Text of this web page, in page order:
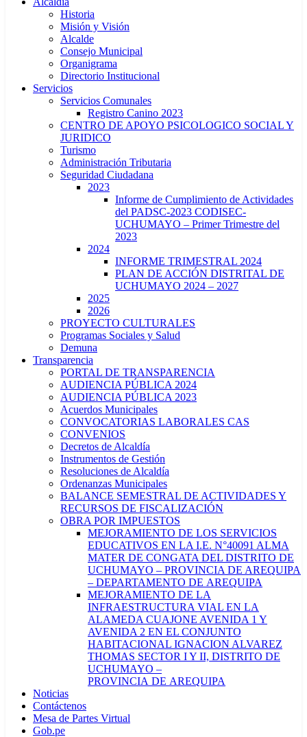
Historia
Misión y Visión
Alcalde
Consejo Municipal
Organigrama
Directorio Institucional
Servicios
Servicios Comunales
Registro Canino 2023
CENTRO DE APOYO PSICOLOGICO SOCIAL Y
JURIDICO
Turismo
Administración Tributaria
Seguridad Ciudadana
2023
Informe de Cumplimiento de Actividades
del PADSC-2023 CODISEC-
UCHUMAYO – Primer Trimestre del
2023
2024
INFORME TRIMESTRAL 2024
PLAN DE ACCIÓN DISTRITAL DE
UCHUMAYO 2024 – 2027
2025
2026
PROYECTO CULTURALES
Programas Sociales y Salud
Demuna
Transparencia
PORTAL DE TRANSPARENCIA
AUDIENCIA PÚBLICA 2024
AUDIENCIA PÚBLICA 2023
Acuerdos Municipales
CONVOCATORIAS LABORALES CAS
CONVENIOS
Decretos de Alcaldía
Instrumentos de Gestión
Resoluciones de Alcaldía
Ordenanzas Municipales
BALANCE SEMESTRAL DE ACTIVIDADES Y
RECURSOS DE FISCALIZACIÓN
OBRA POR IMPUESTOS
MEJORAMIENTO DE LOS SERVICIOS
EDUCATIVOS EN LA I.E. N°40091 ALMA
MATER DE CONGATA DEL DISTRITO DE
UCHUMAYO – PROVINCIA DE AREQUIPA
– DEPARTAMENTO DE AREQUIPA
MEJORAMIENTO DE LA
INFRAESTRUCTURA VIAL EN LA
ALAMEDA CUAJONE AVENIDA 1 Y
AVENIDA 2 EN EL CONJUNTO
HABITACIONAL IGNACION ALVAREZ
THOMAS SECTOR I Y II, DISTRITO DE
UCHUMAYO –
PROVINCIA DE AREQUIPA
Noticias
Contáctenos
Mesa de Partes Virtual
Gob.pe